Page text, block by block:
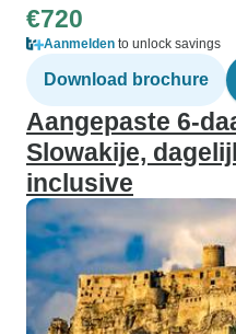
€720
Aanmelden to unlock savings
Download brochure
Aangepaste 6-
Slowakije,
inclusive